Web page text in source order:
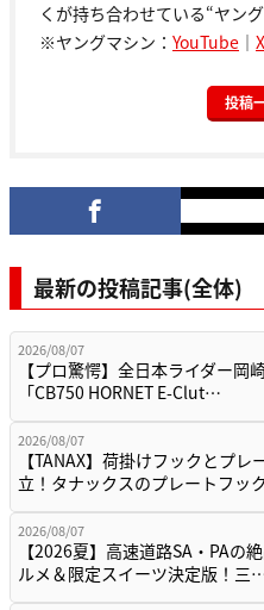
くが持ち合わせている“ヤン
※ヤングマシン： YouTube ｜ X
投稿
最新の投稿記事(全体)
2026/08/07
【プロ驚愕】全日本ライダー岡
「CB750 HORNET E-Clut…
2026/08/07
【TANAX】荷掛けフックとプレ
立！タナックスのプレートフッ
2026/08/07
【2026夏】高速道路SA・PAの
ルメ＆限定スイーツ決定版！三